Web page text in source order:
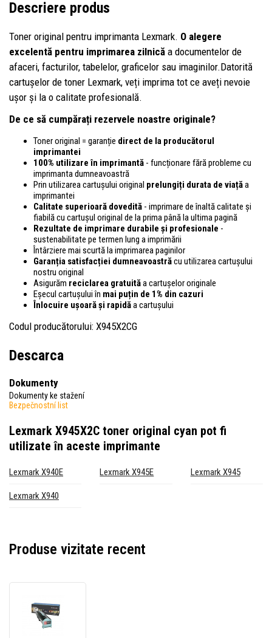
Descriere produs
Toner original pentru imprimanta Lexmark. O alegere
excelentă pentru imprimarea zilnică a documentelor de
afaceri, facturilor, tabelelor, graficelor sau imaginilor.Datorită
cartușelor de toner Lexmark, veți imprima tot ce aveți nevoie
ușor și la o calitate profesională.
De ce să cumpărați rezervele noastre originale?
Toner original = garanție direct de la producătorul
imprimantei
100% utilizare în imprimantă - funcționare fără probleme cu
imprimanta dumneavoastră
Prin utilizarea cartușului original prelungiți durata de viațăa
imprimantei
Calitate superioară dovedită - imprimare de înaltă calitate și
fiabilă cu cartușul original de la prima până la ultima pagină
Rezultate de imprimare durabile și profesionale -
sustenabilitate pe termen lung a imprimării
Întârziere mai scurtă la imprimarea paginilor
Garanția satisfacției dumneavoastrăcu utilizarea cartușului
nostru original
Asigurăm reciclarea gratuităa cartușelor originale
Eșecul cartușului în mai puțin de 1% din cazuri
Înlocuire ușoară și rapidăa cartușului
Codul producătorului: X945X2CG
Descarca
Dokumenty
Dokumenty ke stažení
Bezpečnostní list
Lexmark X945X2C toner original cyan pot fi
utilizate în aceste imprimante
Lexmark X940E Lexmark X945E Lexmark X945
Lexmark X940
Produse vizitate recent